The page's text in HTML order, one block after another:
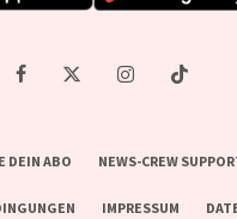
DEIN ABO NEWS-CREW
IMPRESSUM